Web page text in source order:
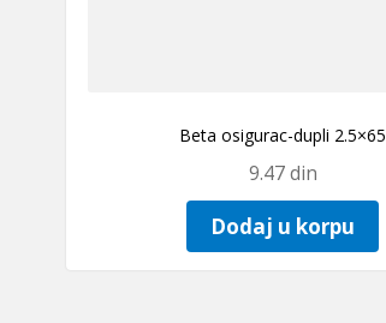
Beta osigurac-dupli 2.5×65
9.47din
Dodaj u korpu